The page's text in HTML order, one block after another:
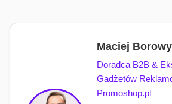
Maciej Borowy
Doradca B2B &
Gadżetów
Promoshop.pl